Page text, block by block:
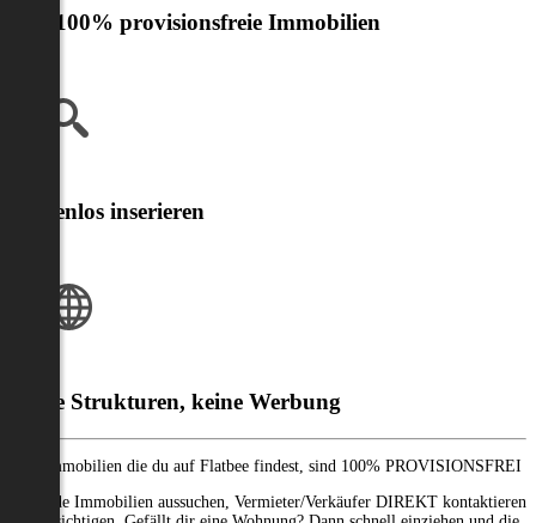
Nur 100% provisionsfreie Immobilien
Kostenlos inserieren
Klare Strukturen, keine Werbung
Alle Immobilien die du auf Flatbee findest, sind 100% PROVISIONSFREI
Passende Immobilien aussuchen, Vermieter/Verkäufer DIREKT kontaktieren